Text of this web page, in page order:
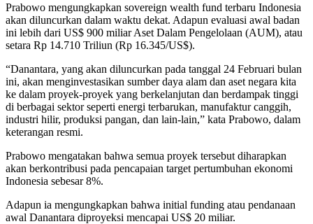
Prabowo mengungkapkan sovereign wealth fund terbaru Indonesia
akan diluncurkan dalam waktu dekat. Adapun evaluasi awal badan
ini lebih dari US$ 900 miliar Aset Dalam Pengelolaan (AUM), atau
setara Rp 14.710 Triliun (Rp 16.345/US$).
“Danantara, yang akan diluncurkan pada tanggal 24 Februari bulan
ini, akan menginvestasikan sumber daya alam dan aset negara kita
ke dalam proyek-proyek yang berkelanjutan dan berdampak tinggi
di berbagai sektor seperti energi terbarukan, manufaktur canggih,
industri hilir, produksi pangan, dan lain-lain,” kata Prabowo, dalam
keterangan resmi.
Prabowo mengatakan bahwa semua proyek tersebut diharapkan
akan berkontribusi pada pencapaian target pertumbuhan ekonomi
Indonesia sebesar 8%.
Adapun ia mengungkapkan bahwa initial funding atau pendanaan
awal Danantara diproyeksi mencapai US$ 20 miliar.